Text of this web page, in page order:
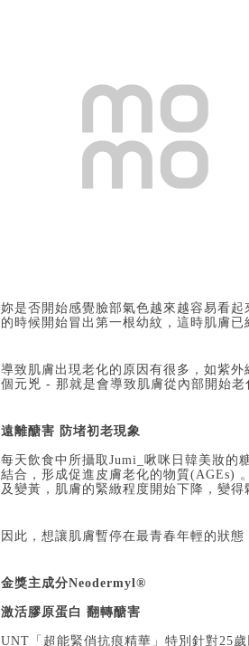
妳是否開始感覺臉部氣色越來越容易看
的時候開始冒出第一根幼紋，這時肌膚
導致肌膚出現老化的原因有很多，如紫
個元兇 - 那就是會導致肌膚從內部開始老
遠離醣害 防堵初老現象
每天飲食中所攝取 Jumi_啾咪日韓美妝的
結合，形成促進皮膚老化的物質(AGEs)
及變黃，肌膚的緊緻程度開始下降，變得
因此，想讓肌膚暫停在最青春年輕的狀態
金獎主成分Neodermyl®
激活膠原蛋白 翻轉醣害
UNT「超能緊俏抗痕精華」特別針對25